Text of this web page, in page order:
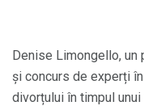
Denise Limongello, un
și concurs de experți
divorțului în timpul